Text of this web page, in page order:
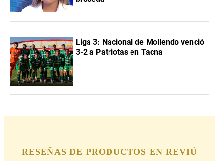
Liga 3: Nacional de Mollendo venció
3-2 a Patriotas en Tacna